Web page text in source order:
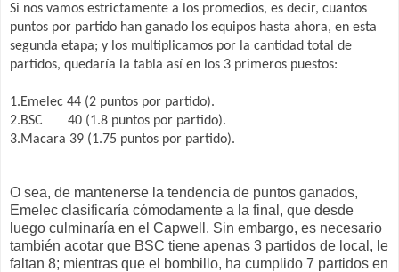
Si nos vamos estrictamente a los promedios, es decir, cuantos
puntos por partido han ganado los equipos hasta ahora, en esta
segunda etapa; y los multiplicamos por la cantidad total de
partidos, quedaría la tabla así en los 3 primeros puestos:
1.Emelec 44 (2 puntos por partido).
2.BSC 40 (1.8 puntos por partido).
3.Macara 39 (1.75 puntos por partido).
O sea, de mantenerse la tendencia de puntos ganados,
Emelec clasificaría cómodamente a la final, que desde
luego culminaría en el Capwell. Sin embargo, es necesario
también acotar que BSC tiene apenas 3 partidos de local, le
faltan 8; mientras que el bombillo, ha cumplido 7 partidos en